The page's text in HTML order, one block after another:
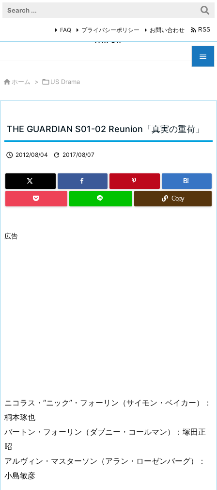
miroir




FAQ プライバシーポリシー お問い合わせ  RSS
 ホーム > US Drama
THE GUARDIAN S01-02 Reunion「真実の重荷」
 2012/08/04  2017/08/07
B!
Copy
広告
ニコラス・“ニック”・フォーリン（サイモン・ベイカー）：
桐本琢也
バートン・フォーリン（ダブニー・コールマン）：塚田正
昭
アルヴィン・マスターソン（アラン・ローゼンバーグ）：
小島敏彦